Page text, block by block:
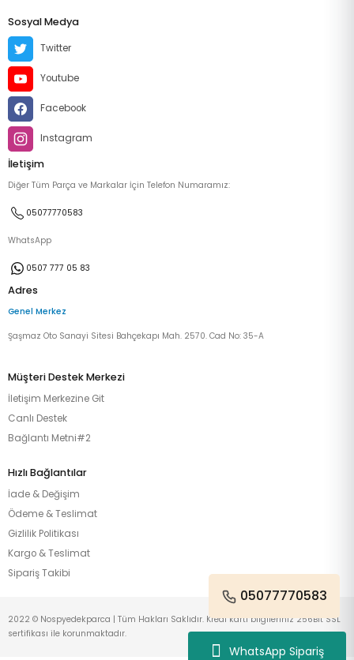
WhatsApp Sipariş
Sosyal Medya
Twitter
Youtube
Facebook
Instagram
İletişim
Diğer Tüm Parça ve Markalar İçin Telefon Numaramız:
05077770583
WhatsApp
0507 777 05 83
Adres
Genel Merkez
Şaşmaz Oto Sanayi Sitesi Bahçekapı Mah. 2570. Cad No: 35-A
Müşteri Destek Merkezi
İletişim Merkezine Git
Canlı Destek
Bağlantı Metni#2
Hızlı Bağlantılar
İade & Değişim
Ödeme & Teslimat
Gizlilik Politikası
Kargo & Teslimat
Sipariş Takibi
05077770583
2022 © Nospyedekparca | Tüm Hakları Saklıdır. Kredi kartı bilgileriniz 256Bit SSL
sertifikası ile korunmaktadır.